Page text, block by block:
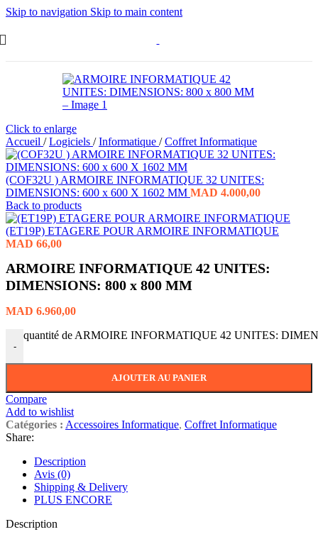
Skip to navigation Skip to main content
Click to enlarge
Accueil / Logiciels / Informatique / Coffret Informatique
(COF32U ) ARMOIRE INFORMATIQUE 32 UNITES:
DIMENSIONS: 600 x 600 X 1602 MM MAD 4.000,00
Back to products
(ET19P) ETAGERE POUR ARMOIRE INFORMATIQUE
MAD 66,00
ARMOIRE INFORMATIQUE 42 UNITES:
DIMENSIONS: 800 x 800 MM
MAD 6.960,00
-
quantité de ARMOIRE INFORMATIQUE 42 UNITES:
AJOUTER AU PANIER
Compare
Add to wishlist
Catégories : Accessoires Informatique, Coffret Informatique
Share:
Description
Avis (0)
Shipping & Delivery
PLUS ENCORE
Description